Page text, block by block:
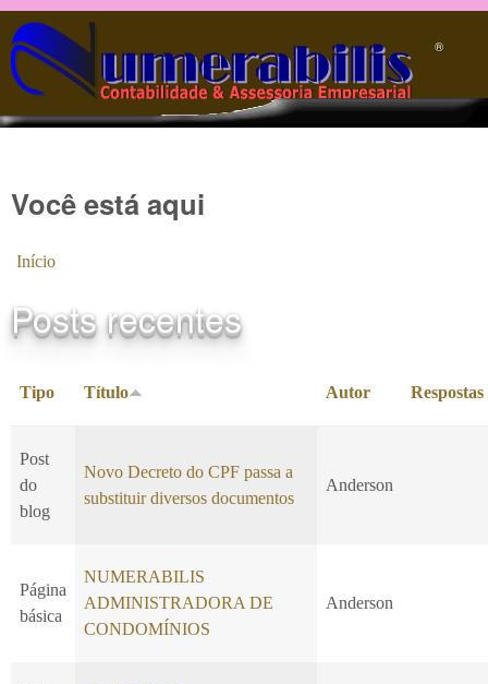
Pular para o conteúdo principal
®️
Você está aqui
Início
Posts recentes
Tipo Título Autor Respostas
Post
do
blog
Novo Decreto do CPF passa a
substituir diversos documentos
Anderson
Página
básica
NUMERABILIS
ADMINISTRADORA DE
CONDOMÍNIOS
Anderson